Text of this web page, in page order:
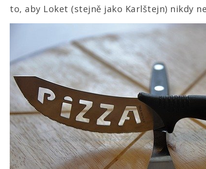
to, aby Loket (stejně jako Karlštejn) nikdy